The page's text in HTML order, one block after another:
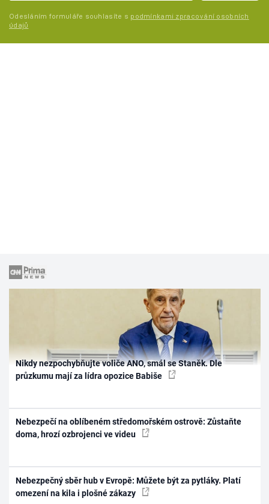
Odesláním formuláře souhlasíte s podmínkami zpracování osobních
údajů
Nikdy nezpochybňujte voliče ANO, smál se Staněk. Dle
průzkumu mají za lídra opozice Babiše
Nebezpečí na oblíbeném středomořském ostrově: Zůstaňte
doma, hrozí ozbrojenci ve videu
Nebezpečný sběr hub v Evropě: Můžete být za pytláky. Platí
omezení na kila i plošné zákazy